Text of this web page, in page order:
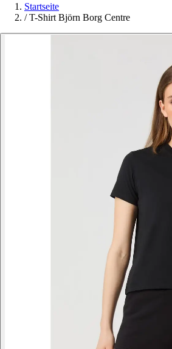
Startseite
/ T-Shirt Björn Borg Centre